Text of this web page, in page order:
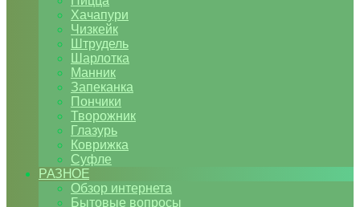
Хачапури
Чизкейк
Штрудель
Шарлотка
Манник
Запеканка
Пончики
Творожник
Глазурь
Коврижка
Суфле
РАЗНОЕ
Обзор интернета
Бытовые вопросы